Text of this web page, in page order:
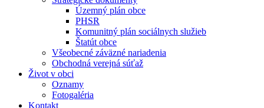
Územný plán obce
PHSR
Komunitný plán sociálnych služieb
Štatút obce
Všeobecné záväzné nariadenia
Obchodná verejná súťaž
Život v obci
Oznamy
Fotogaléria
Kontakt